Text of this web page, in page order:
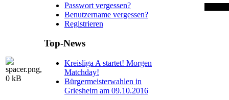
Passwort vergessen?
Benutzername vergessen?
Registrieren
Top-News
Kreisliga A startet! Morgen
Matchday!
Bürgermeisterwahlen in
Griesheim am 09.10.2016